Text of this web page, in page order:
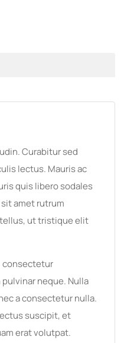
Curabitur sed
lectus. Mauris ac
quis libero sodales
amet rutrum
ut tristique elit
consectetur
neque. Nulla
a consectetur nulla.
suscipit, et
erat volutpat.